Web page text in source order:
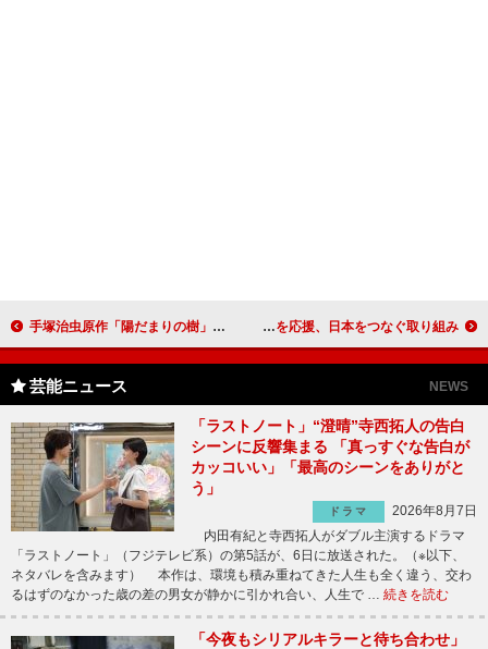
手塚治虫原作「陽だまりの樹」がスタート 成宮寛貴「市原くんは、こだわりの男」 マギー審司、夢かなって「被災地の生の声を伝える」 耳カーで東日本を応援、日本をつなぐ取り組み
芸能ニュース NEWS
「ラストノート」“澄晴”寺西拓人の告白
シーンに反響集まる 「真っすぐな告白が
カッコいい」「最高のシーンをありがと
う」
ドラマ
2026年8月7日
内田有紀と寺西拓人がダブル主演するドラマ
「ラストノート」（フジテレビ系）の第5話が、6日に放送された。（※以下、
ネタバレを含みます） 本作は、環境も積み重ねてきた人生も全く違う、交わ
るはずのなかった歳の差の男女が静かに引かれ合い、人生で … 続きを読む
「今夜もシリアルキラーと待ち合わせ」